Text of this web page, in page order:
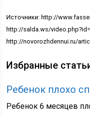
Источники: http://
http://salda.ws/
http://novorozhdennui.ru/
Избранные
Ребенок плохо
Ребенок 6 месяцев